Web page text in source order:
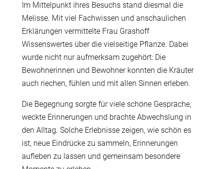
Im Mittelpunkt ihres Besuchs stand diesmal die
Melisse. Mit viel Fachwissen und anschaulichen
Erklärungen vermittelte Frau Grashoff
Wissenswertes über die vielseitige Pflanze. Dabei
wurde nicht nur aufmerksam zugehört: Die
Bewohnerinnen und Bewohner konnten die Kräuter
auch riechen, fühlen und mit allen Sinnen erleben.
Die Begegnung sorgte für viele schöne Gespräche,
weckte Erinnerungen und brachte Abwechslung in
den Alltag. Solche Erlebnisse zeigen, wie schön es
ist, neue Eindrücke zu sammeln, Erinnerungen
aufleben zu lassen und gemeinsam besondere